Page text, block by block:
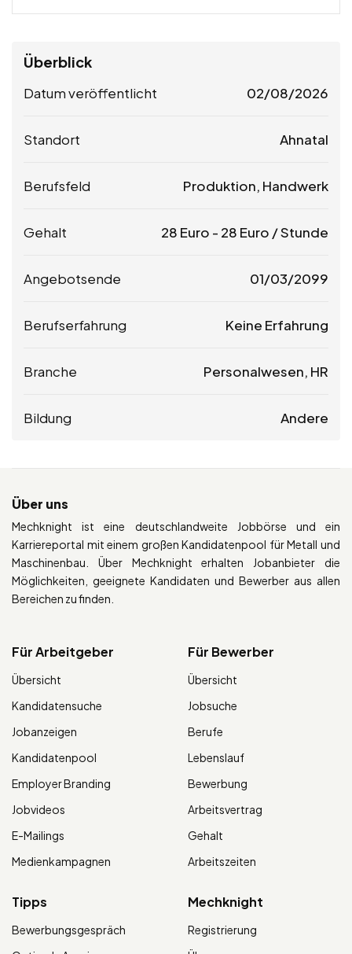
Überblick
Datum veröffentlicht 02/08/2026
Standort Ahnatal
Berufsfeld Produktion, Handwerk
Gehalt 28 Euro - 28 Euro / Stunde
Angebotsende 01/03/2099
Berufserfahrung Keine Erfahrung
Branche Personalwesen, HR
Bildung Andere
Über uns
Mechknight ist eine deutschlandweite Jobbörse und ein
Karriereportal mit einem großen Kandidatenpool für Metall und
Maschinenbau. Über Mechknight erhalten Jobanbieter die
Möglichkeiten, geeignete Kandidaten und Bewerber aus allen
Bereichen zu finden.
Für Arbeitgeber
Übersicht
Kandidatensuche
Jobanzeigen
Kandidatenpool
Employer Branding
Jobvideos
E-Mailings
Medienkampagnen
Für Bewerber
Übersicht
Jobsuche
Berufe
Lebenslauf
Bewerbung
Arbeitsvertrag
Gehalt
Arbeitszeiten
Tipps
Bewerbungsgespräch
Mechknight
Registrierung